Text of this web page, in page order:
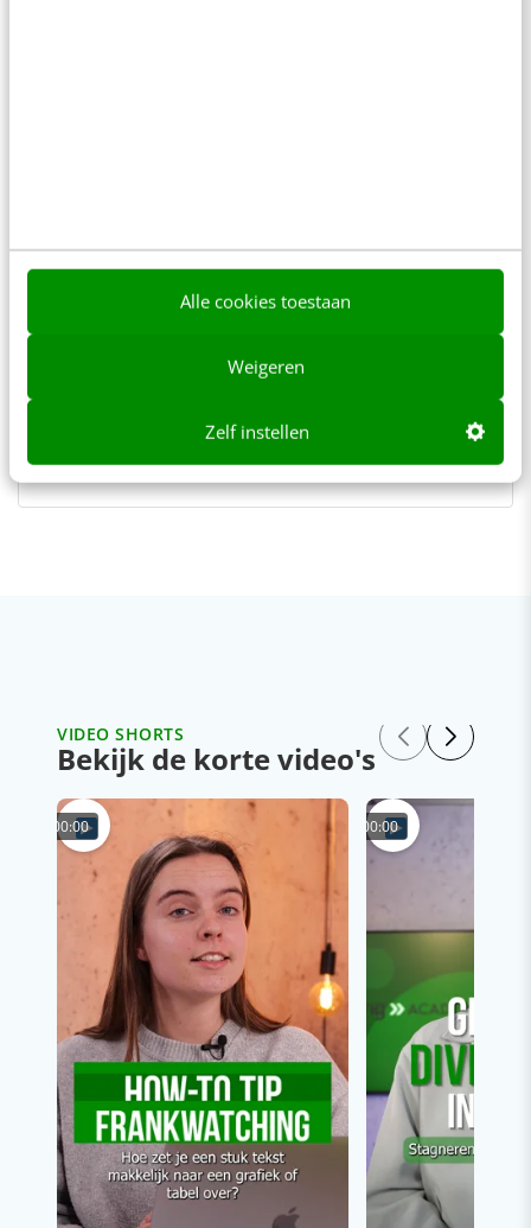
Alle cookies toestaan
Weigeren
Zelf instellen
mail(marketing)branche. E-
mail(marketing) is daardoor een
geworden.
VIDEO SHORTS
Bekijk de korte video's
00:00 00:00